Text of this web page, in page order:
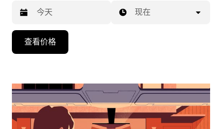
向
头
浏
现在
查看价格